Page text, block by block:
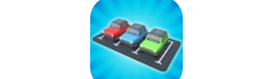
动作格斗 休闲益智
卡牌对战 音乐舞蹈
挂机养成